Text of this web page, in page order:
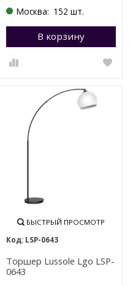
Перейти в корзину
Москва: 152 шт.
В корзину
БЫСТРЫЙ ПРОСМОТР
LSP-0643
Торшер Lussole Lgo LSP-
0643